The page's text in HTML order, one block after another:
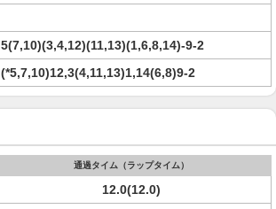
5(7,10)(3,4,12)(11,13)(1,6,8,14)-9-2
(*5,7,10)12,3(4,11,13)1,14(6,8)9-2
通過タイム（ラップタイム）
12.0(12.0)